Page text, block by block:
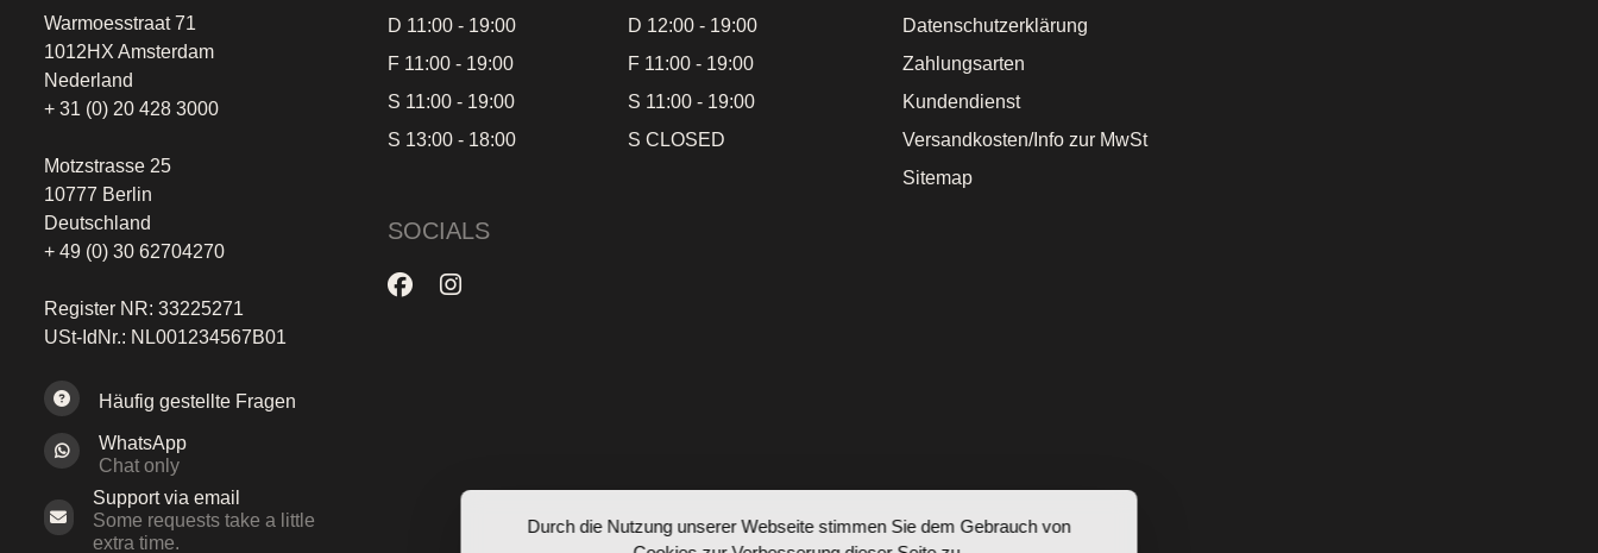
Durch die Nutzung unserer Webseite stimmen Sie dem Gebrauch von
Warmoesstraat 71
1012HX Amsterdam
Nederland
+ 31 (0) 20 428 3000
Motzstrasse 25
10777 Berlin
Deutschland
+ 49 (0) 30 62704270
Register NR: 33225271
USt-IdNr.: NL001234567B01
Häufig gestellte Fragen
WhatsApp
Chat only
Support via email
Some requests take a little
extra time.
D 11:00 - 19:00
F 11:00 - 19:00
S 11:00 - 19:00
S 13:00 - 18:00
D 12:00 - 19:00
F 11:00 - 19:00
S 11:00 - 19:00
S CLOSED
SOCIALS
Datenschutzerklärung
Zahlungsarten
Kundendienst
Versandkosten/Info zur MwSt
Sitemap